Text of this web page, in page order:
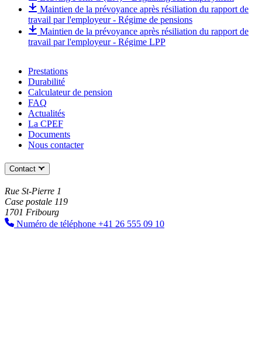
Maintien de la prévoyance après résiliation du rapport de
travail par l'employeur - Régime de pensions
Maintien de la prévoyance après résiliation du rapport de
travail par l'employeur - Régime LPP
Prestations
Durabilité
Calculateur de pension
FAQ
Actualités
La CPEF
Documents
Nous contacter
Contact
Rue St-Pierre 1
Case postale 119
1701 Fribourg
Numéro de téléphone +41 26 555 09 10